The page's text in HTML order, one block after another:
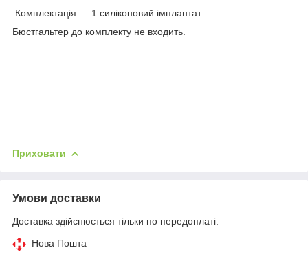
Комплектація — 1 силіконовий імплантат
Бюстгальтер до комплекту не входить.
Приховати
Умови доставки
Доставка здійснюється тільки по передоплаті.
Нова Пошта